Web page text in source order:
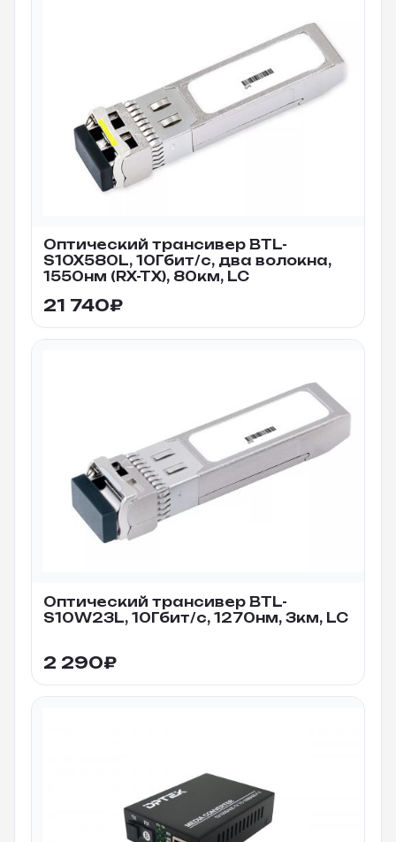
Оптический трансивер BTL-
S10X580L, 10Гбит/c, два волокна,
1550нм (RX-TX), 80км, LC
21 740₽
Оптический трансивер BTL-
S10W23L, 10Гбит/c, 1270нм, 3км, LC
2 290₽